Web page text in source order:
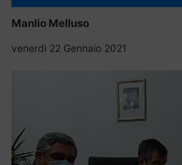
Manlio Melluso
venerdì 22 Gennaio 2021